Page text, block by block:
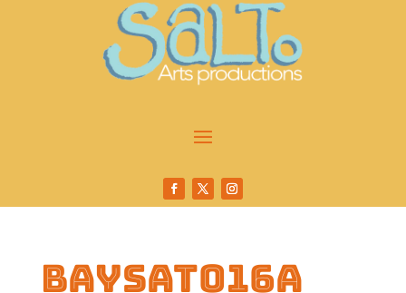
baysat016a